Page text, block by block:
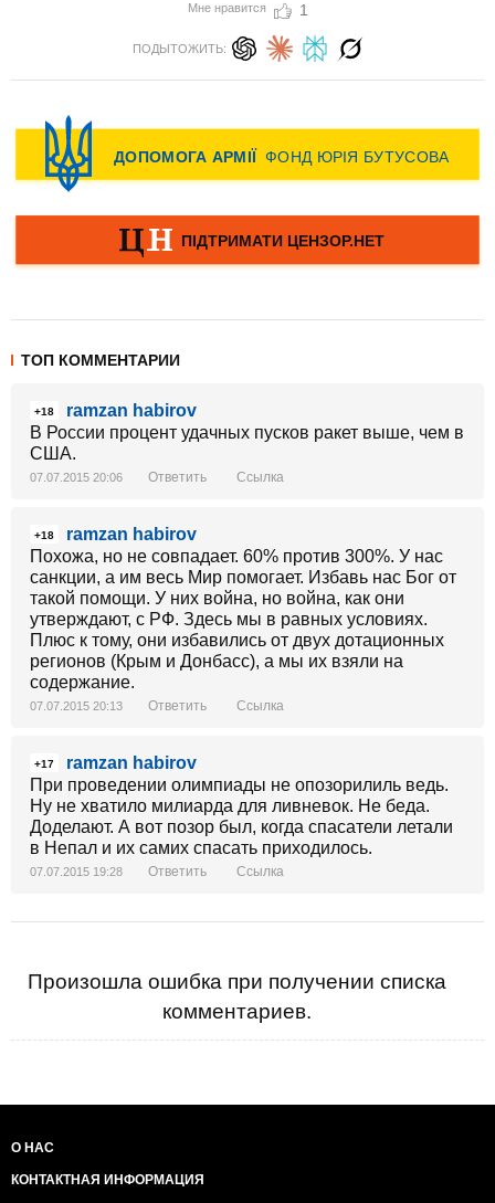
Мне нравится 1
ПОДЫТОЖИТЬ:
ТОП КОММЕНТАРИИ
+18
ramzan habirov
В России процент удачных пусков ракет выше, чем в
США.
07.07.2015 20:06 Ответить Ссылка
+18
ramzan habirov
Похожа, но не совпадает. 60% против 300%. У нас
санкции, а им весь Мир помогает. Избавь нас Бог от
такой помощи. У них война, но война, как они
утверждают, с РФ. Здесь мы в равных условиях.
Плюс к тому, они избавились от двух дотационных
регионов (Крым и Донбасс), а мы их взяли на
содержание.
07.07.2015 20:13 Ответить Ссылка
+17
ramzan habirov
При проведении олимпиады не опозорилиль ведь.
Ну не хватило милиарда для ливневок. Не беда.
Доделают. А вот позор был, когда спасатели летали
в Непал и их самих спасать приходилось.
07.07.2015 19:28 Ответить Ссылка
Произошла ошибка при получении списка
комментариев.
О НАС
КОНТАКТНАЯ ИНФОРМАЦИЯ